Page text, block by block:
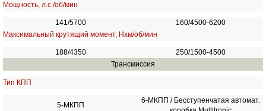
Мощность, л.с./об/мин
141/5700
160/4500-6200
Максимальный крутящий момент, Нхм/об/мин
188/4350
250/1500-4500
Трансмиссия
Тип КПП
5-МКПП
6-МКПП / Бесступенчатая автомат.